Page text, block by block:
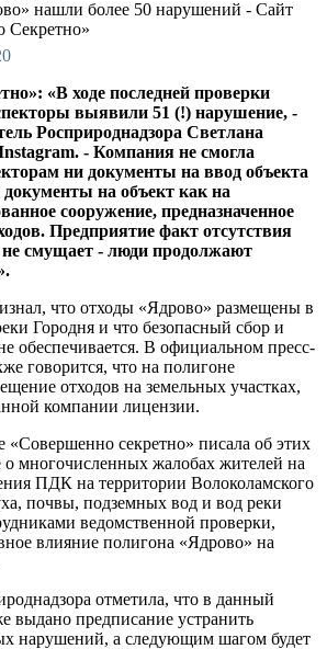
«В ходе последней проверки
выявили 51 (!) нарушение, -
Росприроднадзора Светлана
- Компания не смогла
ни документы на ввод объекта
на объект как на
сооружение, предназначенное
Предприятие факт отсутствия
не смущает - люди продолжают
что отходы «Ядрово» размещены в
Городня и что безопасный сбор и
обеспечивается. В официальном пресс-
говорится, что на полигоне
отходов на земельных участках,
компании лицензии.
секретно» писала об этих
многочисленных жалобах жителей на
ПДК на территории Волоколамского
почвы, подземных вод и вод реки
ведомственной проверки,
влияние полигона «Ядрово» на
отметила, что в данный
выдано предписание устранить
нарушений, а следующим шагом будет